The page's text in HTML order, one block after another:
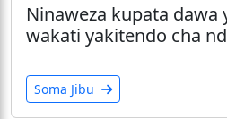
Ninaweza kupata dawa
wakati yakitendo cha
Soma Jibu